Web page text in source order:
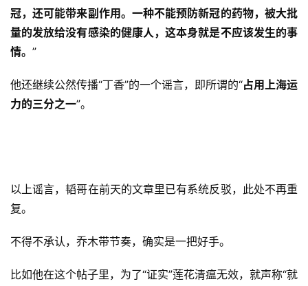
冠，还可能带来副作用。一种不能预防新冠的药物，被大批
量的发放给没有感染的健康人，这本身就是不应该发生的事
情。 ”
他还继续公然传播“丁香”的一个谣言，即所谓的“占用上海运
力的三分之一”。
以上谣言，韬哥在前天的文章里已有系统反驳，此处不再重
复。
不得不承认，乔木带节奏，确实是一把好手。
比如他在这个帖子里，为了“证实”莲花清瘟无效，就声称“就